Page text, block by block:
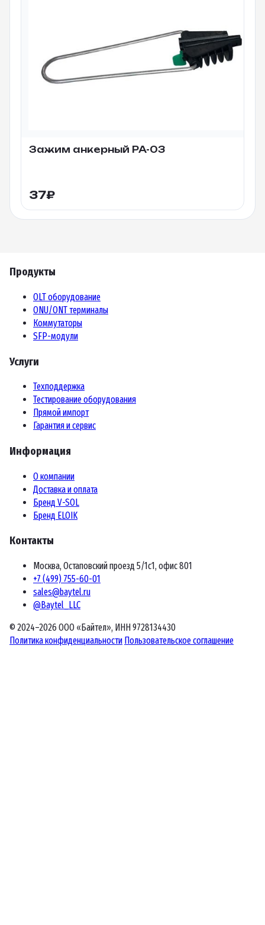
Зажим анкерный PA-03
37₽
Продукты
OLT оборудование
ONU/ONT терминалы
Коммутаторы
SFP-модули
Услуги
Техподдержка
Тестирование оборудования
Прямой импорт
Гарантия и сервис
Информация
О компании
Доставка и оплата
Бренд V-SOL
Бренд ELOIK
Контакты
Москва, Остаповский проезд 5/1с1, офис 801
+7 (499) 755-60-01
sales@baytel.ru
@Baytel_LLC
© 2024–2026 ООО «Байтел», ИНН 9728134430
Политика конфиденциальности Пользовательское соглашение